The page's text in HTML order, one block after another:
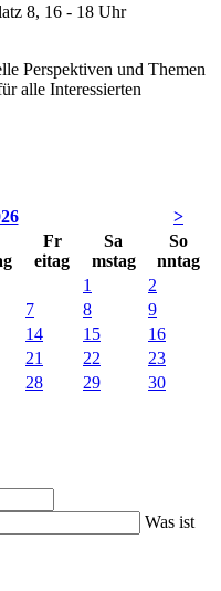
8, 16 - 18 Uhr
Perspektiven und Themen
alle Interessierten
>
Fr
eitag
Sa
mstag
So
nntag
1
2
7 8
9
14 15
16
21 22
23
28 29
30
Was ist